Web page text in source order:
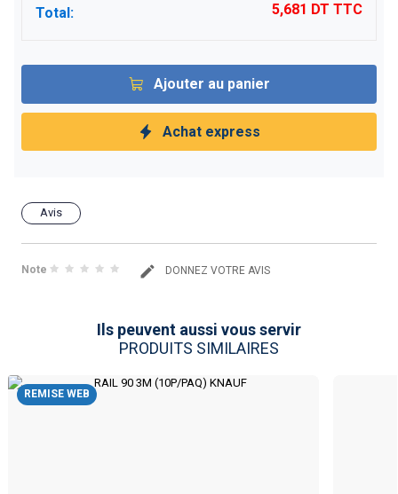
Total: 5,681 DT TTC
Ajouter au panier
Achat express
Avis
Note DONNEZ VOTRE AVIS
Ils peuvent aussi vous servir
PRODUITS SIMILAIRES
REMISE WEB